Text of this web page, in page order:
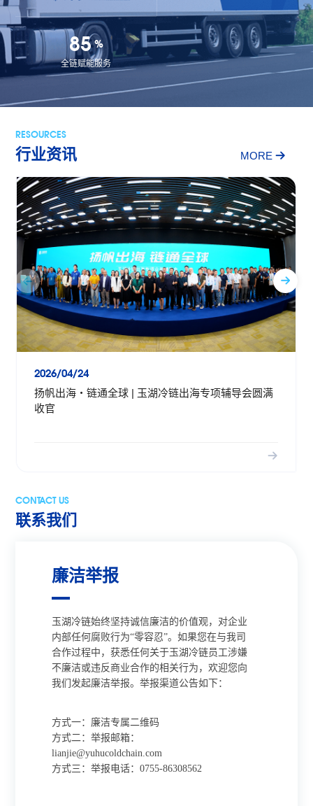
98 %
全链赋能服务
RESOURCES
行业资讯 MORE
2026/04/24
扬帆出海・链通全球 | 玉湖冷链出海专项辅导会圆满
收官
CONTACT US
联系我们
廉洁举报
玉湖冷链始终坚持诚信廉洁的价值观，对企业
内部任何腐败行为“零容忍”。如果您在与我司
合作过程中，获悉任何关于玉湖冷链员工涉嫌
不廉洁或违反商业合作的相关行为，欢迎您向
我们发起廉洁举报。举报渠道公告如下：
方式一：廉洁专属二维码
方式二：举报邮箱：
lianjie@yuhucoldchain.com
方式三：举报电话：0755-86308562